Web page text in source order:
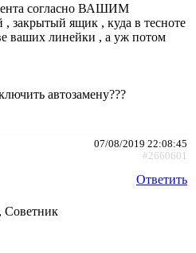
согласно ВАШИМ
закрытый ящик , куда в тесноте
ваших линейки , а уж потом
автозамену???
07/08/2019 22:08:45
#2660601
Ответить
Советник